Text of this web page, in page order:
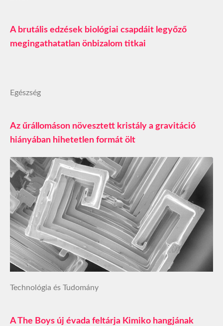
A brutális edzések biológiai csapdáit legyőző
megingathatatlan önbizalom titkai
Egészség
Az űrállomáson növesztett kristály a gravitáció
hiányában hihetetlen formát ölt
Technológia és Tudomány
A The Boys új évada feltárja Kimiko hangjának